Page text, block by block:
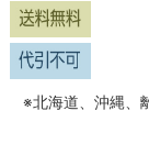
※北海道、沖縄、